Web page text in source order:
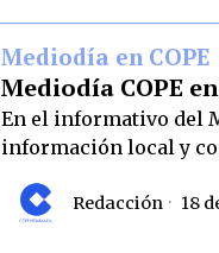
Mediodía en COPE
Mediodía COPE
En el informativo del
información local y
Redacción 18